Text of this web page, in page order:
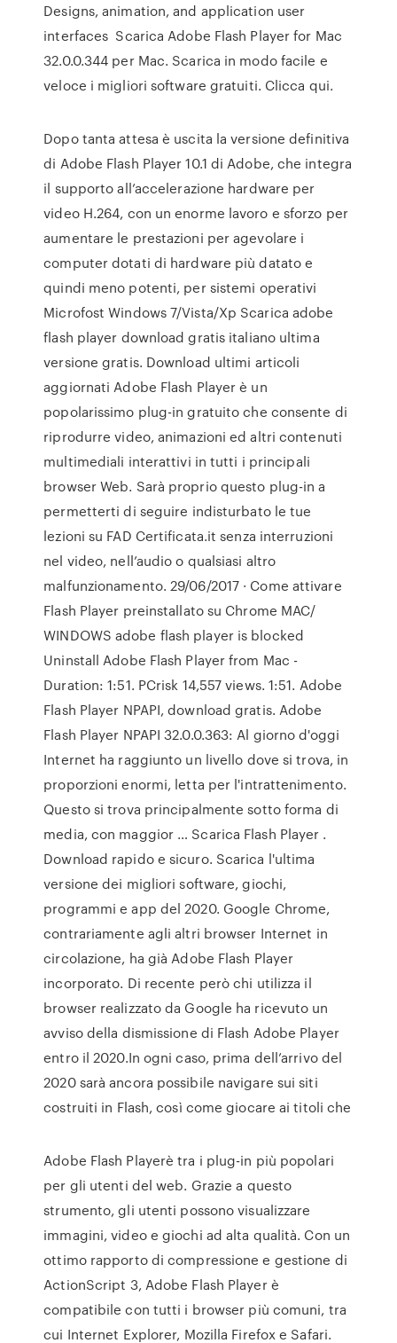
Designs, animation, and application user
interfaces Scarica Adobe Flash Player for Mac
32.0.0.344 per Mac. Scarica in modo facile e
veloce i migliori software gratuiti. Clicca qui.
Dopo tanta attesa è uscita la versione definitiva
di Adobe Flash Player 10.1 di Adobe, che integra
il supporto all’accelerazione hardware per
video H.264, con un enorme lavoro e sforzo per
aumentare le prestazioni per agevolare i
computer dotati di hardware più datato e
quindi meno potenti, per sistemi operativi
Microfost Windows 7/Vista/Xp Scarica adobe
flash player download gratis italiano ultima
versione gratis. Download ultimi articoli
aggiornati Adobe Flash Player è un
popolarissimo plug-in gratuito che consente di
riprodurre video, animazioni ed altri contenuti
multimediali interattivi in tutti i principali
browser Web. Sarà proprio questo plug-in a
permetterti di seguire indisturbato le tue
lezioni su FAD Certificata.it senza interruzioni
nel video, nell’audio o qualsiasi altro
malfunzionamento. 29/06/2017 · Come attivare
Flash Player preinstallato su Chrome MAC/
WINDOWS adobe flash player is blocked
Uninstall Adobe Flash Player from Mac -
Duration: 1:51. PCrisk 14,557 views. 1:51. Adobe
Flash Player NPAPI, download gratis. Adobe
Flash Player NPAPI 32.0.0.363: Al giorno d'oggi
Internet ha raggiunto un livello dove si trova, in
proporzioni enormi, letta per l'intrattenimento.
Questo si trova principalmente sotto forma di
media, con maggior … Scarica Flash Player .
Download rapido e sicuro. Scarica l'ultima
versione dei migliori software, giochi,
programmi e app del 2020. Google Chrome,
contrariamente agli altri browser Internet in
circolazione, ha già Adobe Flash Player
incorporato. Di recente però chi utilizza il
browser realizzato da Google ha ricevuto un
avviso della dismissione di Flash Adobe Player
entro il 2020.In ogni caso, prima dell’arrivo del
2020 sarà ancora possibile navigare sui siti
costruiti in Flash, così come giocare ai titoli che
Adobe Flash Playerè tra i plug-in più popolari
per gli utenti del web. Grazie a questo
strumento, gli utenti possono visualizzare
immagini, video e giochi ad alta qualità. Con un
ottimo rapporto di compressione e gestione di
ActionScript 3, Adobe Flash Player è
compatibile con tutti i browser più comuni, tra
cui Internet Explorer, Mozilla Firefox e Safari.